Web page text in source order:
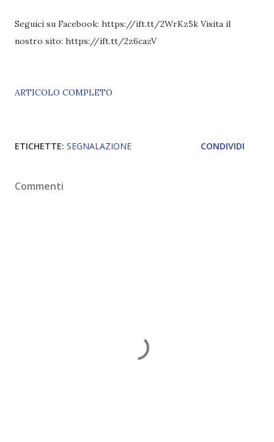
Seguici su Facebook: https://ift.tt/2WrKz5k Visita il
nostro sito: https://ift.tt/2z6cazV
ARTICOLO COMPLETO
ETICHETTE: SEGNALAZIONE CONDIVIDI
Commenti